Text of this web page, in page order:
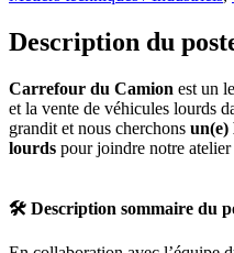
Description du
Carrefour du Camion est un
et la vente de véhicules lourds
grandit et nous cherchons un(e)
lourds pour joindre notre atelier
🛠️ Description sommaire du